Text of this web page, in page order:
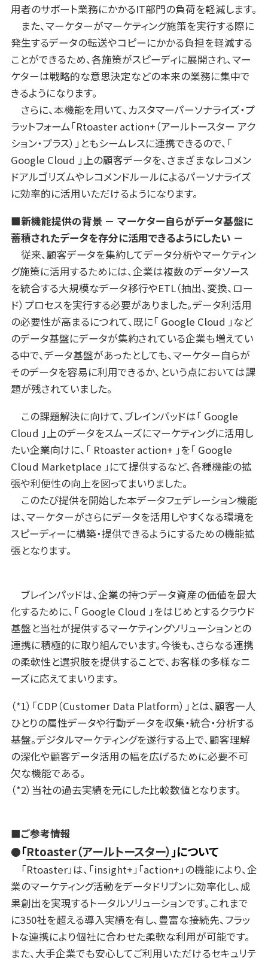
用者のサポート業務にかかるIT部門の負荷を軽減します。
また、マーケターがマーケティング施策を実行する際に
発生するデータの転送やコピーにかかる負担を軽減する
ことができるため、各施策がスピーディに展開され、マー
ケターは戦略的な意思決定などの本来の業務に集中で
きるようになります。
さらに、本機能を用いて、カスタマーパーソナライズ・プ
ラットフォーム「Rtoaster action+（アールトースター アク
ション・プラス）」ともシームレスに連携できるので、「
Google Cloud 」上の顧客データを、さまざまなレコメン
ドアルゴリズムやレコメンドルールによるパーソナライズ
に効率的に活用いただけるようになります。
■新機能提供の背景 － マーケター自らがデータ基盤に
蓄積されたデータを存分に活用できるようにしたい －
従来、顧客データを集約してデータ分析やマーケティン
グ施策に活用するためには、企業は複数のデータソース
を統合する大規模なデータ移行やETL（抽出、変換、ロー
ド）プロセスを実行する必要がありました。データ利活用
の必要性が高まるにつれて、既に「 Google Cloud 」など
のデータ基盤にデータが集約されている企業も増えてい
る中で、データ基盤があったとしても、マーケター自らが
そのデータを容易に利用できるか、という点においては課
題が残されていました。
この課題解決に向けて、ブレインパッドは「 Google
Cloud 」上のデータをスムーズにマーケティングに活用し
たい企業向けに、「 Rtoaster action+ 」を「 Google
Cloud Marketplace 」にて提供するなど、各種機能の拡
張や利便性の向上を図ってまいりました。
このたび提供を開始した本データフェデレーション機能
は、マーケターがさらにデータを活用しやすくなる環境を
スピーディーに構築・提供できるようにするための機能拡
張となります。
ブレインパッドは、企業の持つデータ資産の価値を最大
化するために、「 Google Cloud 」をはじめとするクラウド
基盤と当社が提供するマーケティングソリューションとの
連携に積極的に取り組んでいます。今後も、さらなる連携
の柔軟性と選択肢を提供することで、お客様の多様なニ
ーズに応えてまいります。
（*1）「CDP（Customer Data Platform）」とは、顧客一人
ひとりの属性データや行動データを収集・統合・分析する
基盤。デジタルマーケティングを遂行する上で、顧客理解
の深化や顧客データ活用の幅を広げるために必要不可
欠な機能である。
（*2）当社の過去実績を元にした比較数値となります。
■ご参考情報
●「Rtoaster（アールトースター） 」について
「Rtoaster」は、「insight+」「action+」の機能により、企
業のマーケティング活動をデータドリブンに効率化し、成
果創出を実現するトータルソリューションです。これまで
に350社を超える導入実績を有し、豊富な接続先、フラッ
トな連携により個社に合わせた柔軟な利用が可能です。
また、大手企業でも安心してご利用いただけるセキュリテ